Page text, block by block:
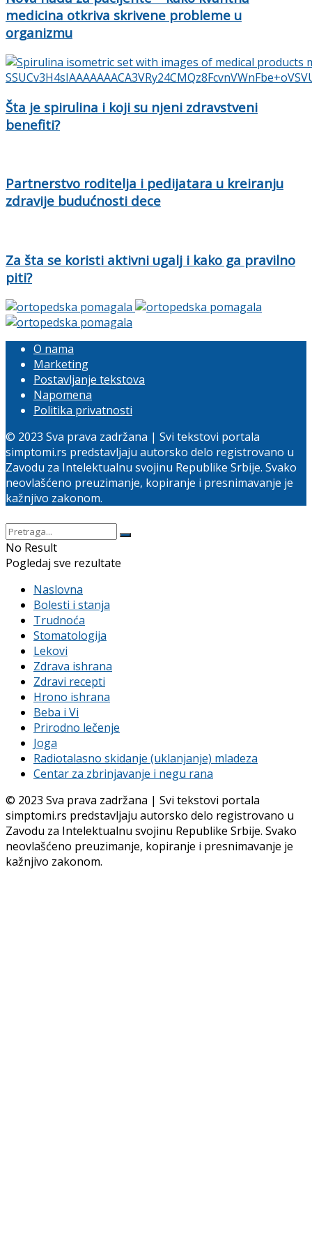
medicina otkriva skrivene probleme u
organizmu
Šta je spirulina i koji su njeni zdravstveni
benefiti?
Partnerstvo roditelja i pedijatara u kreiranju
zdravije budućnosti dece
Za šta se koristi aktivni ugalj i kako ga pravilno
piti?
O nama
Marketing
Postavljanje tekstova
Napomena
Politika privatnosti
© 2023 Sva prava zadržana | Svi tekstovi portala
simptomi.rs predstavljaju autorsko delo registrovano u
Zavodu za Intelektualnu svojinu Republike Srbije. Svako
neovlašćeno preuzimanje, kopiranje i presnimavanje je
kažnjivo zakonom.
No Result
Pogledaj sve rezultate
Naslovna
Bolesti i stanja
Trudnoća
Stomatologija
Lekovi
Zdrava ishrana
Zdravi recepti
Hrono ishrana
Beba i Vi
Prirodno lečenje
Joga
Radiotalasno skidanje (uklanjanje) mladeza
Centar za zbrinjavanje i negu rana
© 2023 Sva prava zadržana | Svi tekstovi portala
simptomi.rs predstavljaju autorsko delo registrovano u
Zavodu za Intelektualnu svojinu Republike Srbije. Svako
neovlašćeno preuzimanje, kopiranje i presnimavanje je
kažnjivo zakonom.